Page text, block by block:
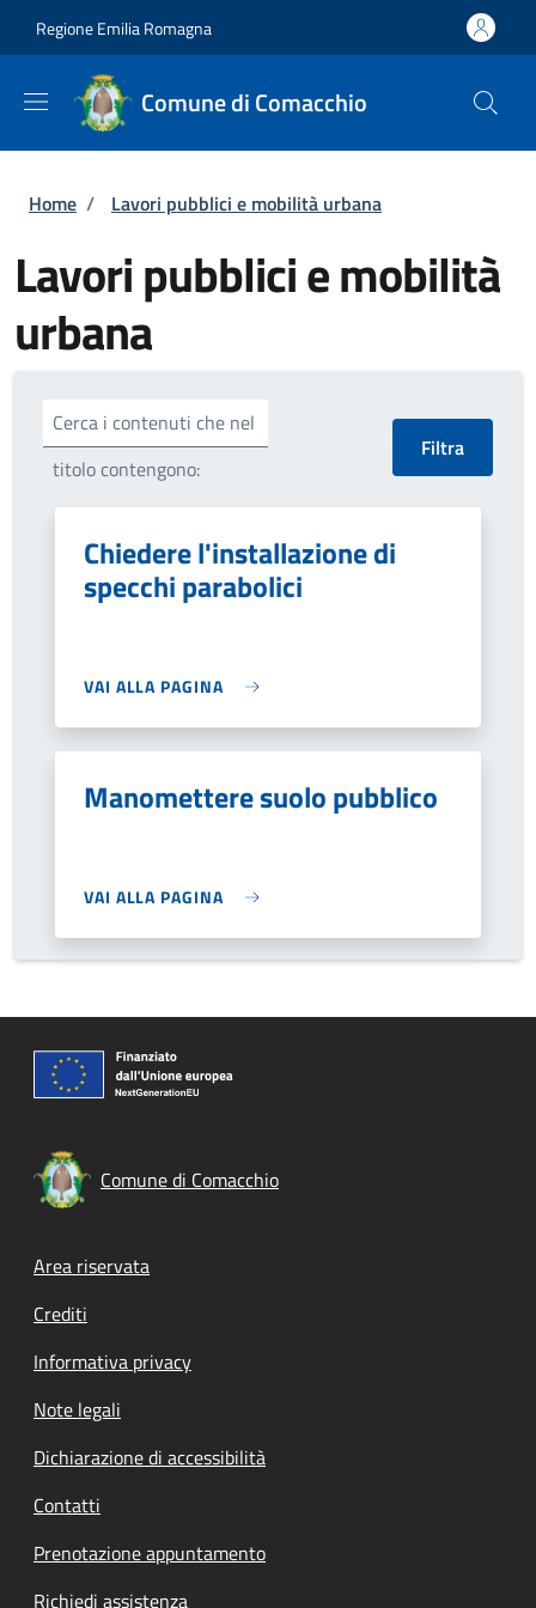
Regione Emilia Romagna
Comune di Comacchio
Briciole di pane
Home / Lavori pubblici e mobilità urbana
Lavori pubblici e mobilità
urbana
Cerca i contenuti che nel
titolo contengono:
Chiedere l'installazione di
specchi parabolici
VAI ALLA PAGINA
Manomettere suolo pubblico
VAI ALLA PAGINA
Comune di Comacchio
Footer menu
Area riservata
Crediti
Informativa privacy
Note legali
Dichiarazione di accessibilità
Contatti
Prenotazione appuntamento
Richiedi assistenza